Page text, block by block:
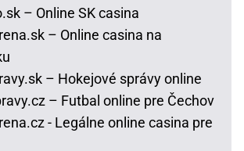
– Online SK casina
– Online casina na
– Hokejové správy online
– Futbal online pre Čechov
- Legálne online casina pre